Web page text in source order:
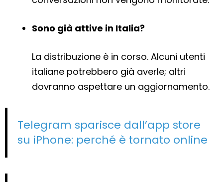
Sono già attive in Italia?
La distribuzione è in corso. Alcuni utenti
italiane potrebbero già averle; altri
dovranno aspettare un aggiornamento.
Telegram sparisce dall’app store
su iPhone: perché è tornato online